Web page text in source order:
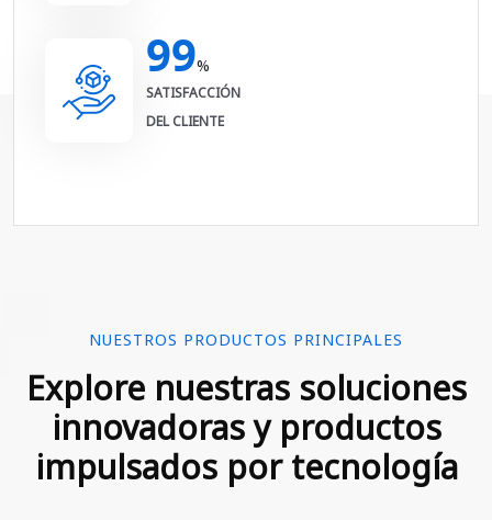
99%
SATISFACCIÓN
DEL CLIENTE
NUESTROS PRODUCTOS PRINCIPALES
Explore nuestras soluciones
innovadoras y productos
impulsados por tecnología